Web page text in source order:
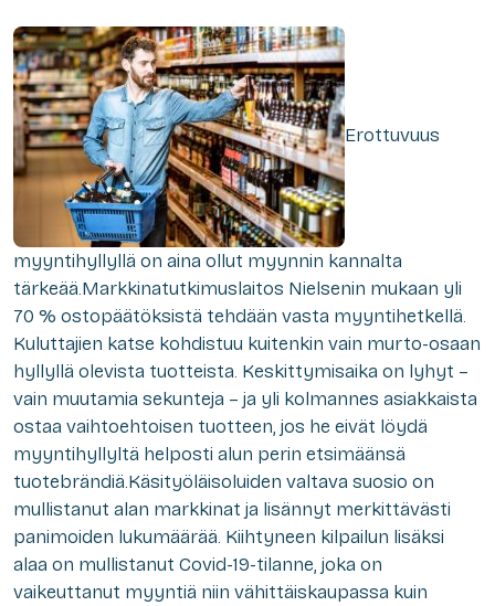
Erottuvuus
myyntihyllyllä on aina ollut myynnin kannalta
tärkeää.Markkinatutkimuslaitos Nielsenin mukaan yli
70 % ostopäätöksistä tehdään vasta myyntihetkellä.
Kuluttajien katse kohdistuu kuitenkin vain murto-osaan
hyllyllä olevista tuotteista. Keskittymisaika on lyhyt –
vain muutamia sekunteja – ja yli kolmannes asiakkaista
ostaa vaihtoehtoisen tuotteen, jos he eivät löydä
myyntihyllyltä helposti alun perin etsimäänsä
tuotebrändiä.Käsityöläisoluiden valtava suosio on
mullistanut alan markkinat ja lisännyt merkittävästi
panimoiden lukumäärää. Kiihtyneen kilpailun lisäksi
alaa on mullistanut Covid-19-tilanne, joka on
vaikeuttanut myyntiä niin vähittäiskaupassa kuin